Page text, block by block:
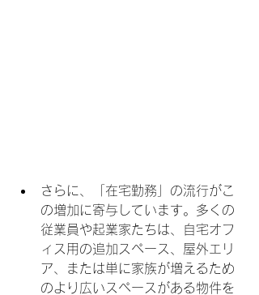
さらに、「在宅勤務」の流行がこ
の増加に寄与しています。多くの
従業員や起業家たちは、自宅オフ
ィス用の追加スペース、屋外エリ
ア、または単に家族が増えるため
のより広いスペースがある物件を